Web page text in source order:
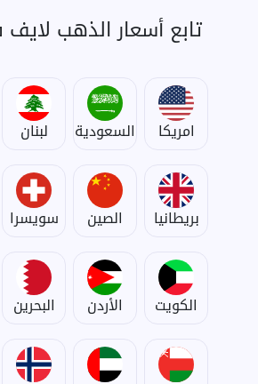
تابع أسعار الذهب
امريكا السعودية لبنان
بريطانيا الصين سويسرا
الكويت الأردن البحرين